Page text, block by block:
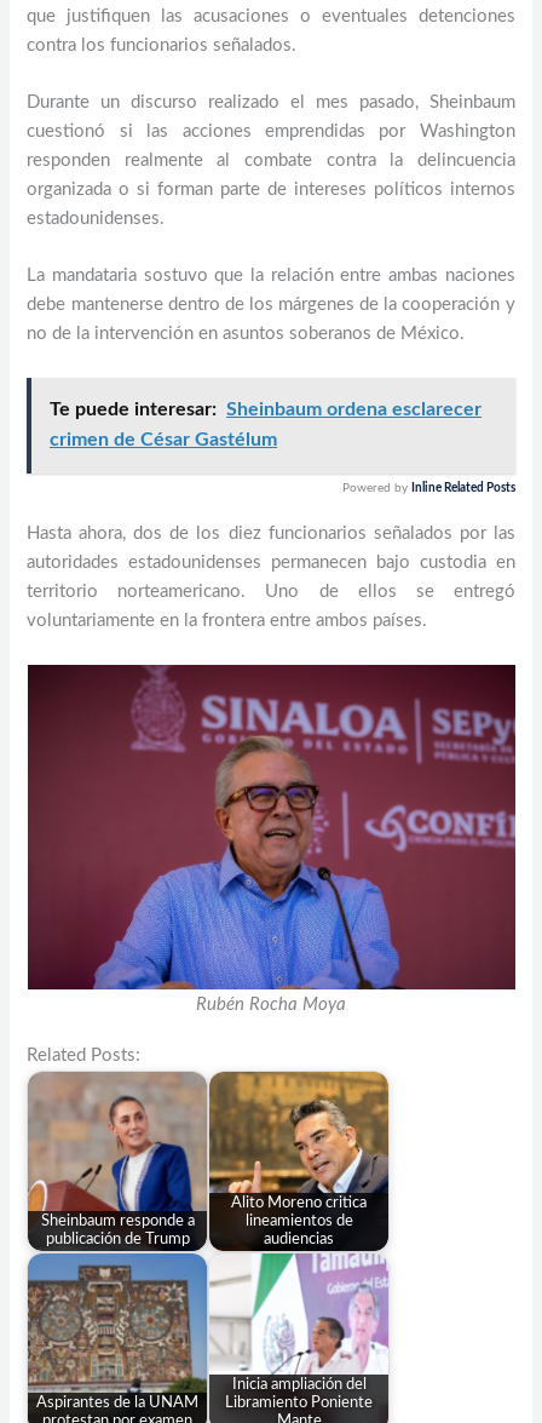
que justifiquen las acusaciones o eventuales detenciones
contra los funcionarios señalados.
Durante un discurso realizado el mes pasado, Sheinbaum
cuestionó si las acciones emprendidas por Washington
responden realmente al combate contra la delincuencia
organizada o si forman parte de intereses políticos internos
estadounidenses.
La mandataria sostuvo que la relación entre ambas naciones
debe mantenerse dentro de los márgenes de la cooperación y
no de la intervención en asuntos soberanos de México.
Te puede interesar: Sheinbaum ordena esclarecer
crimen de César Gastélum
Powered by Inline Related Posts
Hasta ahora, dos de los diez funcionarios señalados por las
autoridades estadounidenses permanecen bajo custodia en
territorio norteamericano. Uno de ellos se entregó
voluntariamente en la frontera entre ambos países.
Rubén Rocha Moya
Related Posts:
Sheinbaum responde a
publicación de Trump
Alito Moreno critica
lineamientos de
audiencias
Aspirantes de la UNAM
Inicia ampliación del
Libramiento Poniente